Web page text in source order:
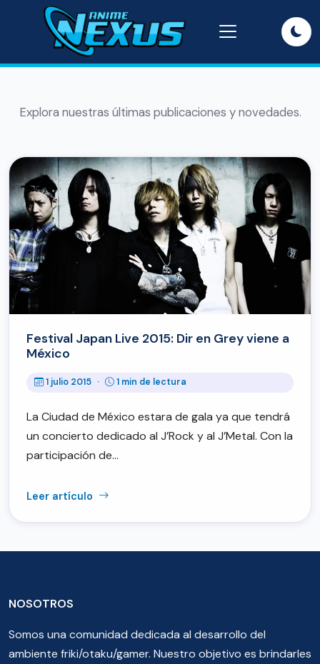
Explora nuestras últimas publicaciones y novedades.
Festival Japan Live 2015: Dir en Grey viene a
México
1 julio 2015 · 1 min de lectura
La Ciudad de México estara de gala ya que tendrá
un concierto dedicado al J’Rock y al J’Metal. Con la
participación de…
Leer artículo
NOSOTROS
Somos una comunidad dedicada al desarrollo del
ambiente friki/otaku/gamer. Nuestro objetivo es brindarles